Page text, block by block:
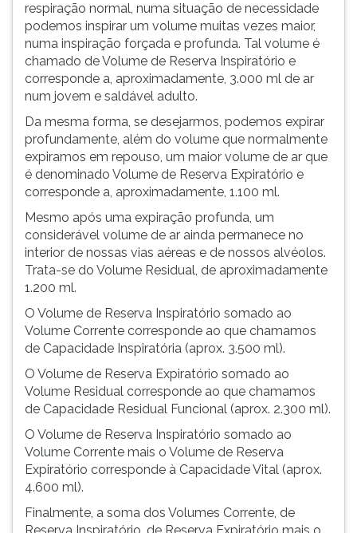
respiração normal, numa situação de necessidade
podemos inspirar um volume muitas vezes maior,
numa inspiração forçada e profunda. Tal volume é
chamado de Volume de Reserva Inspiratório e
corresponde a, aproximadamente, 3.000 ml de ar
num jovem e saldável adulto.
Da mesma forma, se desejarmos, podemos expirar
profundamente, além do volume que normalmente
expiramos em repouso, um maior volume de ar que
é denominado Volume de Reserva Expiratório e
corresponde a, aproximadamente, 1.100 ml.
Mesmo após uma expiração profunda, um
considerável volume de ar ainda permanece no
interior de nossas vias aéreas e de nossos alvéolos.
Trata-se do Volume Residual, de aproximadamente
1.200 ml.
O Volume de Reserva Inspiratório somado ao
Volume Corrente corresponde ao que chamamos
de Capacidade Inspiratória (aprox. 3.500 ml).
O Volume de Reserva Expiratório somado ao
Volume Residual corresponde ao que chamamos
de Capacidade Residual Funcional (aprox. 2.300 ml).
O Volume de Reserva Inspiratório somado ao
Volume Corrente mais o Volume de Reserva
Expiratório corresponde à Capacidade Vital (aprox.
4.600 ml).
Finalmente, a soma dos Volumes Corrente, de